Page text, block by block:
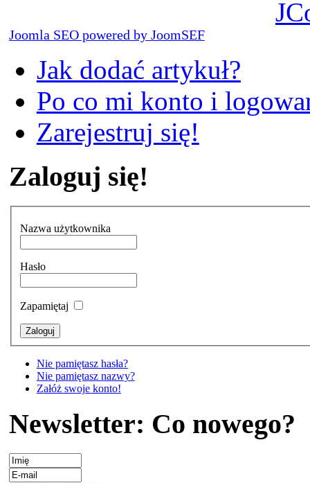
Joomla SEO powered by JoomSEF
Jak dodać artykuł?
Po co mi konto i
Zarejestruj się!
Zaloguj się!
Nazwa użytkownika
Hasło
Zapamiętaj
Nie pamiętasz hasła?
Nie pamiętasz nazwy?
Załóż swoje konto!
Newsletter: Co nowego?